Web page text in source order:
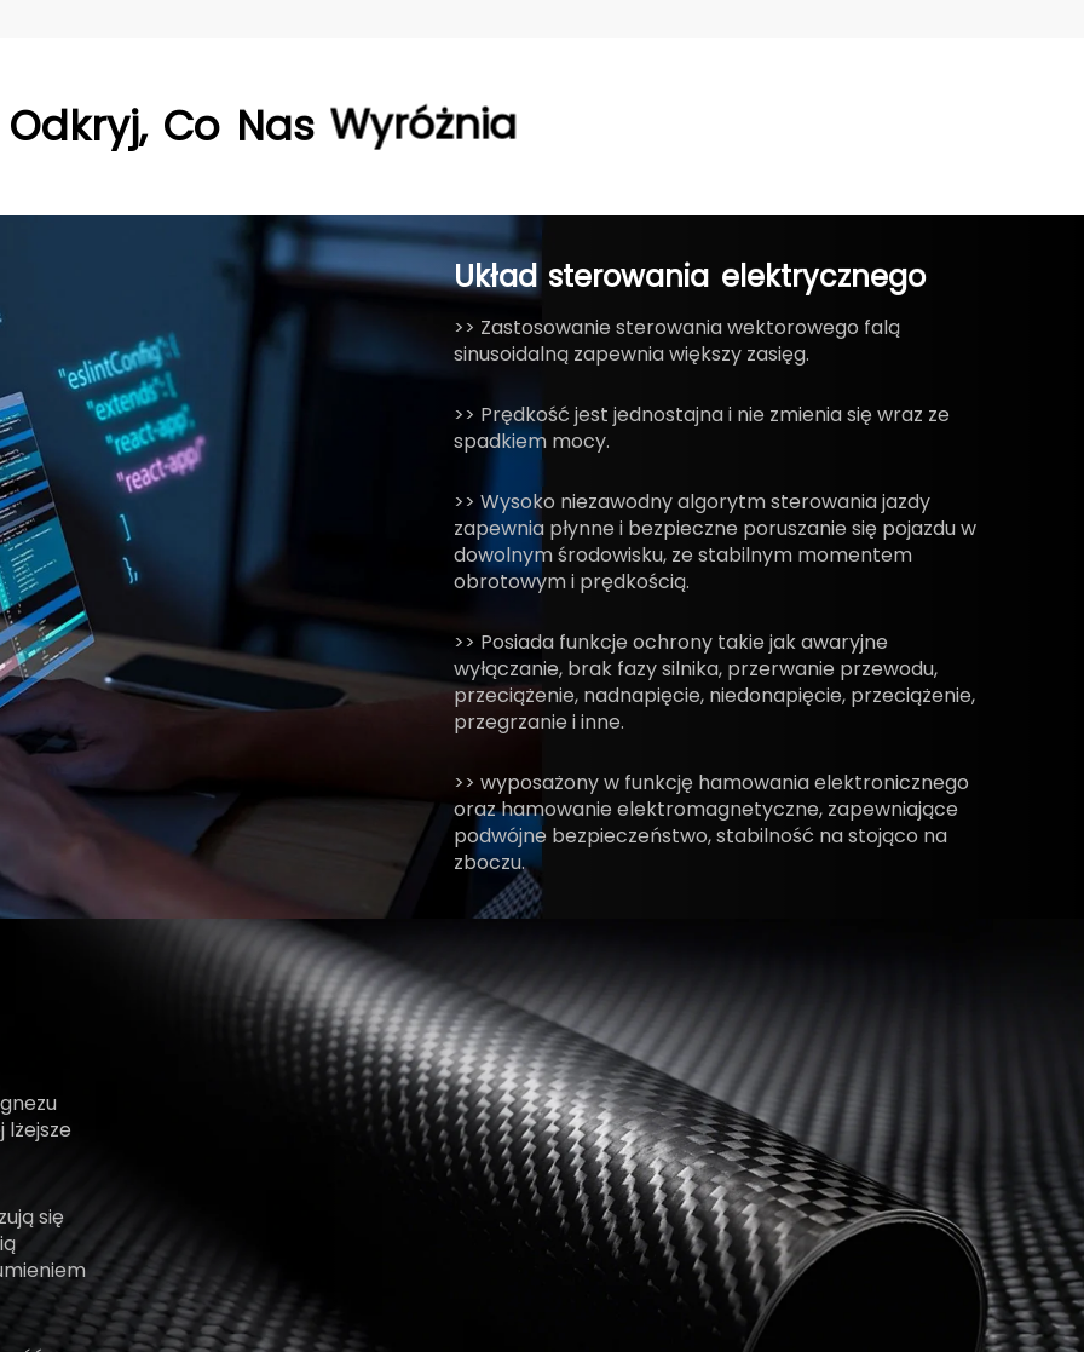
Odkryj, Co Nas Wyróżnia
Układ sterowania elektrycznego
>> Zastosowanie sterowania wektorowego falą
sinusoidalną zapewnia większy zasięg.
>> Prędkość jest jednostajna i nie zmienia się wraz ze
spadkiem mocy.
>> Wysoko niezawodny algorytm sterowania jazdy
zapewnia płynne i bezpieczne poruszanie się pojazdu w
dowolnym środowisku, ze stabilnym momentem
obrotowym i prędkością.
>> Posiada funkcje ochrony takie jak awaryjne
wyłączanie, brak fazy silnika, przerwanie przewodu,
przeciążenie, nadnapięcie, niedonapięcie, przeciążenie,
przegrzanie i inne.
>> wyposażony w funkcję hamowania elektronicznego
oraz hamowanie elektromagnetyczne, zapewniające
podwójne bezpieczeństwo, stabilność na stojąco na
zboczu.
lżejsze
się